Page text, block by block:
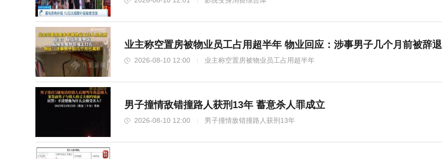
业主称空置房被物业员工占用超半年 物业回应：涉事男子几个月前被辞退
2026-08-10 12:00 业主称空置房被物业员工占用超半年
男子撞情敌错撞路人获刑13年 蓄意杀人罪成立
2026-08-10 12:00 男子撞情敌错撞路人获刑13年